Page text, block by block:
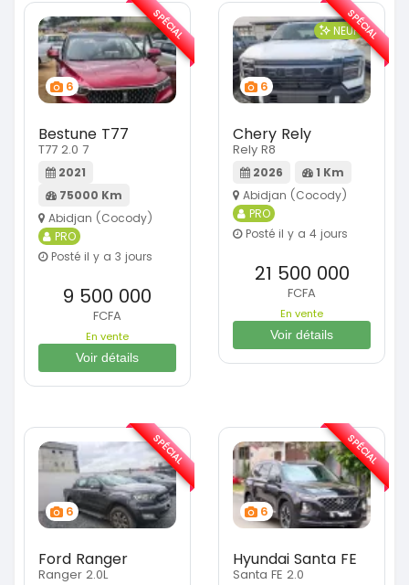
6
Bestune T77
T77 2.0 7
2021
75000 Km
Abidjan (Cocody)
PRO
Posté il y a 3 jours
9 500 000
FCFA
En vente
Voir détails
SPÉCIAL
6
NEUF
Chery Rely
Rely R8
2026
1 Km
Abidjan (Cocody)
PRO
Posté il y a 4 jours
21 500 000
FCFA
En vente
Voir détails
SPÉCIAL
6
Ford Ranger
Ranger 2.0L
SPÉCIAL
6
Hyundai Santa FE
Santa FE 2.0
SPÉCIAL